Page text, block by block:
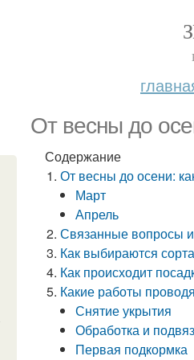
От весны до
Содержание
От весны до осени:
Март
Апрель
Связанные вопросы
Как выбираются
Как происходит
Какие работы
Снятие укрытия
Обработка и
Первая подкормка